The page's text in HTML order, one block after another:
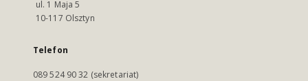
ul. 1 Maja 5
10-117 Olsztyn
Telefon
089 524 90 32 (sekretariat)